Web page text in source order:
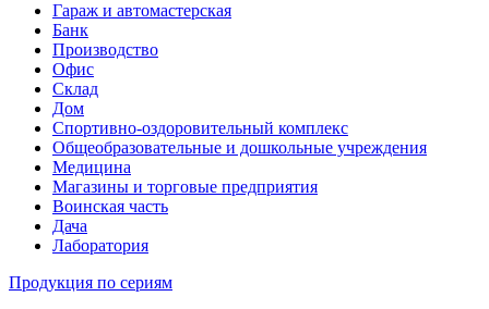
Гараж и автомастерская
Банк
Производство
Офис
Склад
Дом
Спортивно-оздоровительный комплекс
Общеобразовательные и дошкольные учреждения
Медицина
Магазины и торговые предприятия
Воинская часть
Дача
Лаборатория
Продукция по сериям